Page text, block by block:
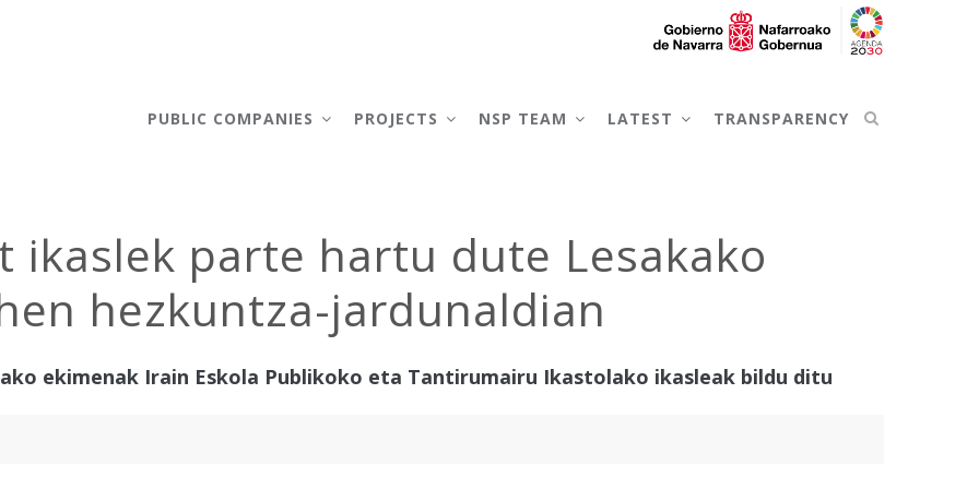
PUBLIC COMPANIES PROJECTS NSP TEAM LATEST TRANSPARENCY
ikaslek parte hartu dute Lesakako
hezkuntza-jardunaldian
ekimenak Irain Eskola Publikoko eta Tantirumairu Ikastolako ikasleak bildu ditu